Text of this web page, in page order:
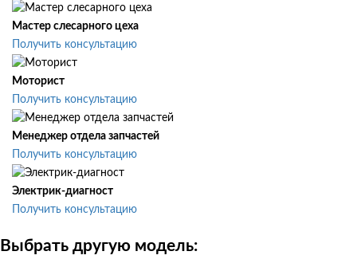
Мастер слесарного цеха
Получить консультацию
Моторист
Получить консультацию
Менеджер отдела запчастей
Получить консультацию
Электрик-диагност
Получить консультацию
Выбрать другую модель: